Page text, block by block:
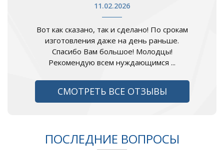
11.02.2026
Вот как сказано, так и сделано! По срокам
изготовления даже на день раньше.
Спасибо Вам большое! Молодцы!
Рекомендую всем нуждающимся ...
СМОТРЕТЬ ВСЕ ОТЗЫВЫ
ПОСЛЕДНИЕ ВОПРОСЫ